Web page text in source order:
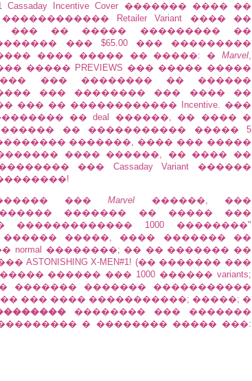
Cassaday Incentive Cover ������� ���� ��
Retailer Variant ���� ��
��� �� ����� ��������� ��
��� $65.00 ��� ���������
���� ����� �� �����: � Marvel,
����� PREVIEWS ��� ����� �����
��� �������� �� ������
��� �������� ��� ���� ��
�� ������������ Incentive. ���
�� deal ������, �� ���� �
�� ����������� ����� 5
�������, ���� ��� �����
���� ������, �� ���� ��
��� Cassaday Variant ������
���Marvel ������, ���
������� �� ����� ���
������������� 1000 ��������"
�����, ���� ������� ��
normal ��������; �� �� ������� ��
X-MEN#1! (�� ������� ���
������ ��� 1000 ������ variants;
������� ������� �����������
��� ���� �����������; �����; �
�������� ��� �������
� �������� ����� ���: